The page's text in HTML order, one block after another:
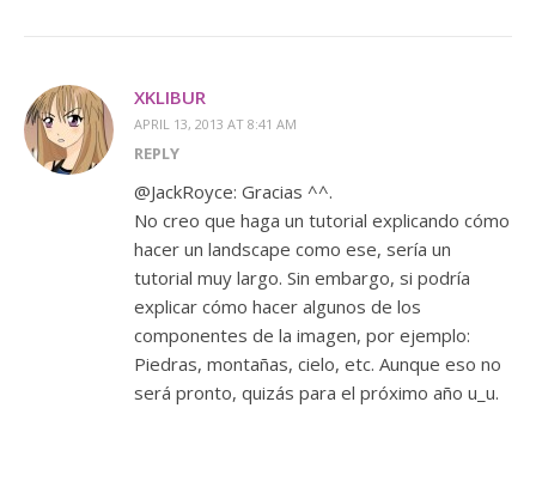
XKLIBUR
APRIL 13, 2013 AT 8:41 AM
REPLY
@JackRoyce: Gracias ^^.
No creo que haga un tutorial explicando cómo
hacer un landscape como ese, sería un
tutorial muy largo. Sin embargo, si podría
explicar cómo hacer algunos de los
componentes de la imagen, por ejemplo:
Piedras, montañas, cielo, etc. Aunque eso no
será pronto, quizás para el próximo año u_u.